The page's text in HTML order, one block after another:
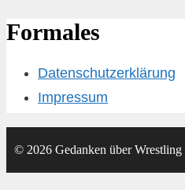
Formales
Datenschutzerklärung
Impressum
© 2026 Gedanken über Wrestling